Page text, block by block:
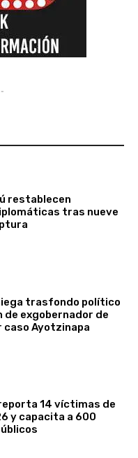
restablecen
tras nueve
trasfondo político
de exgobernador de
caso Ayotzinapa
14 víctimas de
y capacita a 600